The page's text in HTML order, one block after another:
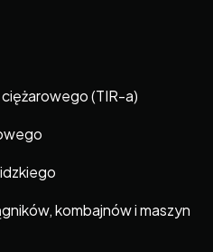
(TIR-a)
kombajnów i maszyn